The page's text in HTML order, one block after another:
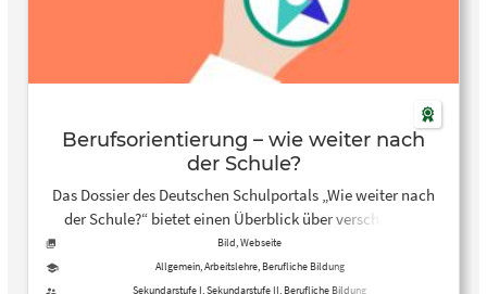
Berufsorientierung – wie weiter nach
der Schule?
Das Dossier des Deutschen Schulportals „Wie weiter nach
der Schule?“ bietet einen Überblick über verschiedene
Möglichkeiten nach dem Schulabschluss, wie Ausbildung,
Studium oder Freiwilligendienste. Es erklärt, welche Wege
Bild, Webseite
Allgemein, Arbeitslehre, Berufliche Bildung
Sekundarstufe I, Sekundarstufe II, Berufliche Bildung